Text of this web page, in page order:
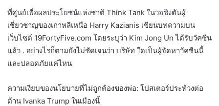
ที่ศูนย์เพื่อผลประโยชน์แห่งชาติ Think Tank ในวอชิงตันผู้
เชี่ยวชาญของเกาหลีเหนือ Harry Kazianis เขียนบทความบน
เว็บไซต์ 19FortyFive.com โดยระบุว่า Kim Jong Un ได้รับวัคซีน
แล้ว . อย่างไรก็ตามยังไม่ชัดเจนว่า บริษัท ใดเป็นผู้จัดหาวัคซีนนี้
และปลอดภัยแค่ไหน
ความเงียบของนโยบายที่ไม่ถูกต้องของพ่อ: โปสเตอร์ประท้วงต่อ
ต้าน Ivanka Trump ในเมืองนี้